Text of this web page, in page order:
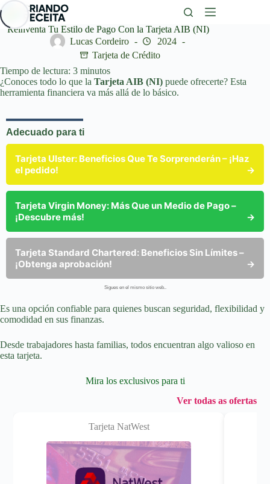
Saltar
al
contenido
Reinventa Tu Estilo de Pago Con la Tarjeta AIB (NI)
Lucas Cordeiro
2024
Tarjeta de Crédito
Tiempo de lectura: 3 minutos
¿Conoces todo lo que la Tarjeta AIB (NI) puede ofrecerte? Esta
herramienta financiera va más allá de lo básico.
Adecuado para ti
Tarjeta Ulster: Beneficios Que Te Sorprenderán – ¡Haz
el pedido!
→
Tarjeta Virgin Money: Más Que un Medio de Pago –
¡Descubre más!
→
Tarjeta Standard Chartered: Beneficios Sin Límites –
¡Obtenga aprobación!
→
Sigues en el mismo sitio web..
Es una opción confiable para quienes buscan seguridad, flexibilidad y
comodidad en sus finanzas.
Desde trabajadores hasta familias, todos encuentran algo valioso en
esta tarjeta.
Mira los exclusivos para ti
Ver todas as ofertas
Tarjeta NatWest